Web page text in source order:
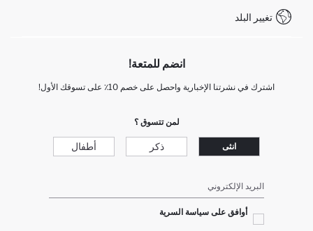
+212 525 076 633 خدمة العملاءتغيير البلد
انضم للمتعة!
اشترك في نشرتنا الإخبارية واحصل على خصم 10٪ على تسوقك الأول!
لمن تتسوق ؟
انثى ذكر أطفال
البريد الإلكتروني
أوافق على سياسة السرية